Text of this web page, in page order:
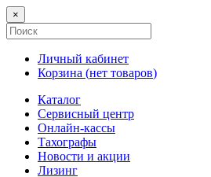
×
Личный кабинет
Корзина (нет товаров)
Каталог
Сервисный центр
Онлайн-кассы
Тахографы
Новости и акции
Лизинг